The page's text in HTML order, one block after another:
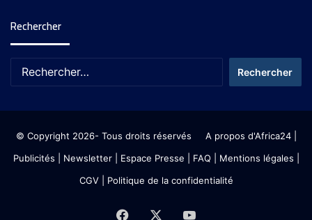
Rechercher
© Copyright 2026- Tous droits réservés A propos d'Africa24|
Publicités
Newsletter| Espace Presse | FAQ | Mentions légales
CGV| Politique de la confidentialité